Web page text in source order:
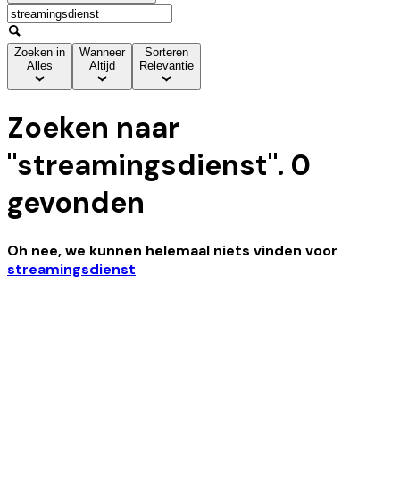
Zoeken in
Alles
Wanneer
Altijd
Sorteren
Relevantie
Zoeken naar
"streamingsdienst". 0
gevonden
Oh nee, we kunnen helemaal niets vinden voor
streamingsdienst